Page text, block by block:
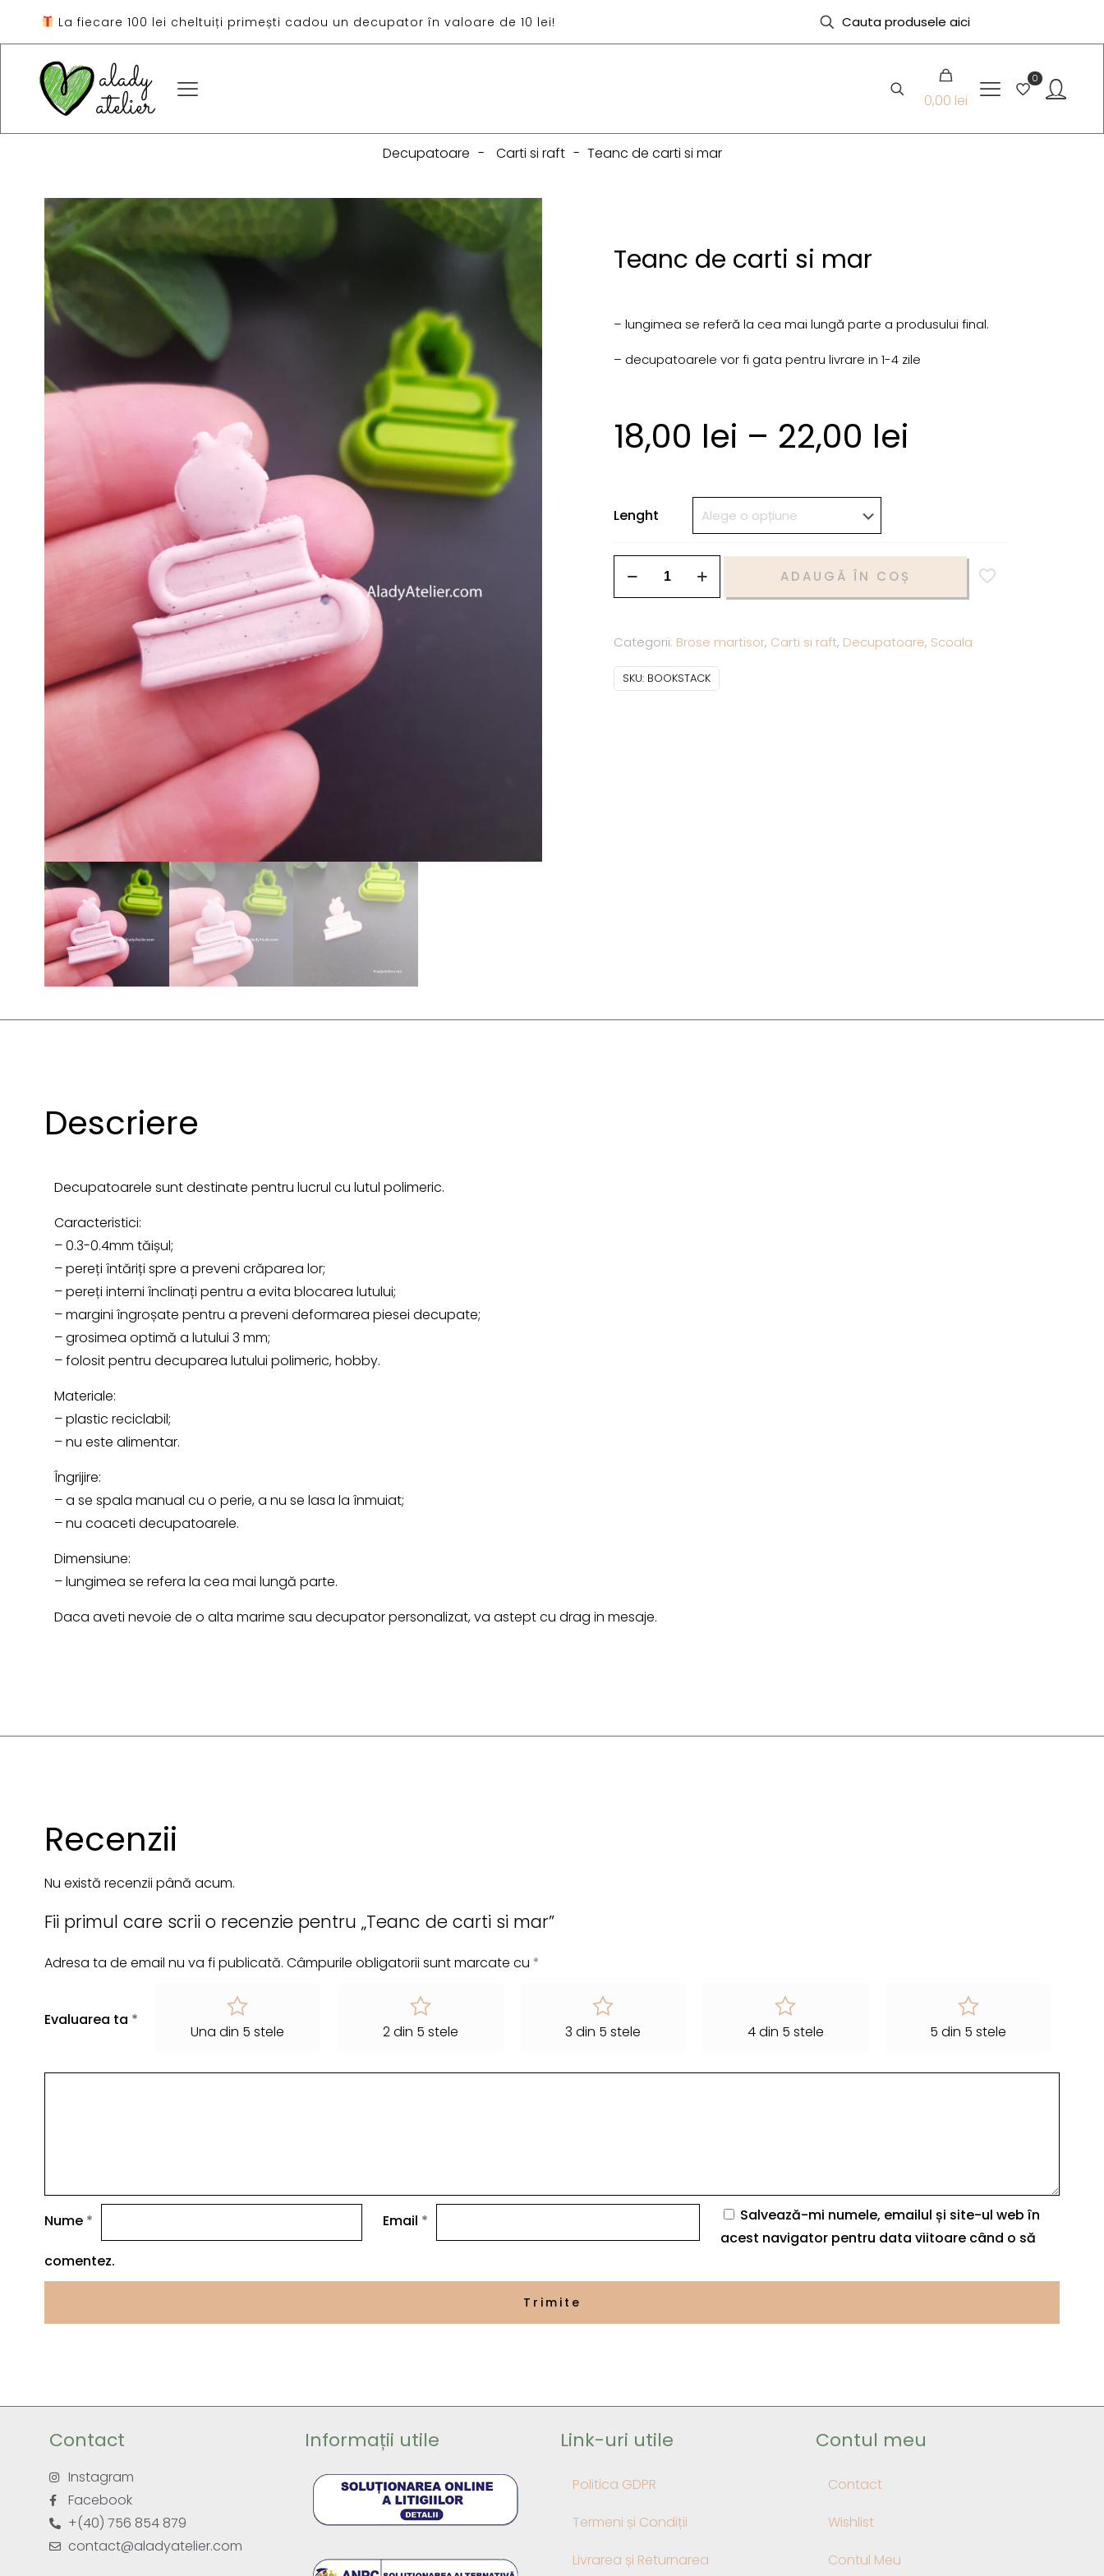
La fiecare 100 lei cheltuiți primești cadou un decupator în valoare de 10 lei!
0,00 lei
0
Decupatoare - Carti si raft - Teanc de carti si mar
Teanc de carti si mar
– lungimea se referă la cea mai lungă parte a produsului final.
– decupatoarele vor fi gata pentru livrare in 1-4 zile
18,00 lei – 22,00 lei
Lenght
ADAUGĂ ÎN COȘ
Categorii: Brose martisor, Carti si raft, Decupatoare, Scoala
SKU: BOOKSTACK
Descriere
Decupatoarele sunt destinate pentru lucrul cu lutul polimeric.
Caracteristici:
– 0.3-0.4mm tăișul;
– pereți întăriți spre a preveni crăparea lor;
– pereți interni înclinați pentru a evita blocarea lutului;
– margini îngroșate pentru a preveni deformarea piesei decupate;
– grosimea optimă a lutului 3 mm;
– folosit pentru decuparea lutului polimeric, hobby.
Materiale:
– plastic reciclabil;
– nu este alimentar.
Îngrijire:
– a se spala manual cu o perie, a nu se lasa la înmuiat;
– nu coaceti decupatoarele.
Dimensiune:
– lungimea se refera la cea mai lungă parte.
Daca aveti nevoie de o alta marime sau decupator personalizat, va astept cu drag in mesaje.
Recenzii
Nu există recenzii până acum.
Fii primul care scrii o recenzie pentru „Teanc de carti si mar”
Adresa ta de email nu va fi publicată. Câmpurile obligatorii sunt marcate cu *
Evaluarea ta *
Una din 5 stele 2 din 5 stele 3 din 5 stele 4 din 5 stele 5 din 5 stele
Nume * Email *
Salvează-mi numele, emailul și site-ul web în
acest navigator pentru data viitoare când o să
comentez.
Contact
Instagram
Facebook
+(40) 756 854 879
contact@aladyatelier.com
Informații utile Link-uri utile
Politica GDPR
Termeni și Condiții
Livrarea și Returnarea
Contul meu
Contact
Wishlist
Contul Meu